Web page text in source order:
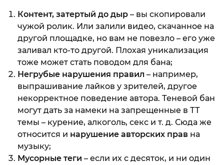
Контент, затертый до дыр – вы скопировали
чужой ролик. Или залили видео, скачанное на
другой площадке, но вам не повезло – его уже
заливал кто-то другой. Плохая уникализация
тоже может стать поводом для бана;
Негрубые нарушения правил – например,
выпрашивание лайков у зрителей, другое
некорректное поведение автора. Теневой бан
могут дать за намеки на запрещенные в ТТ
темы – курение, алкоголь, секс и т. д. Сюда же
относится и нарушение авторских прав на
музыку;
Мусорные теги – если их с десяток, и ни один